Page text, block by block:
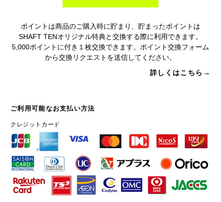
ポイントは商品のご購入時に貯まり、貯まったポイントは
SHAFT TENオリジナル特典と交換する際に利用できます。
5,000ポイントに付き１枚交換できます。ポイント交換フォーム
から交換リクエストを送信してください。
詳しくはこちら→
ご利用可能なお支払い方法
クレジットカード